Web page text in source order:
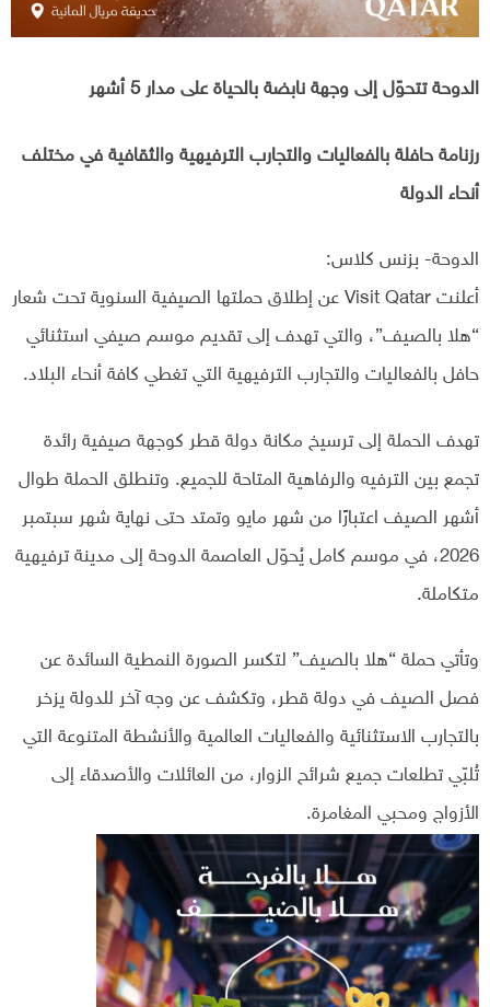
الدوحة تتحوّل إلى وجهة نابضة بالحياة على مدار 5 أشهر
رزنامة حافلة بالفعاليات والتجارب الترفيهية والثقافية في مختلف
أنحاء الدولة
الدوحة- بزنس كلاس:
أعلنت Visit Qatar عن إطلاق حملتها الصيفية السنوية تحت شعار
“هلا بالصيف”، والتي تهدف إلى تقديم موسم صيفي استثنائي
حافل بالفعاليات والتجارب الترفيهية التي تغطي كافة أنحاء البلاد.
تهدف الحملة إلى ترسيخ مكانة دولة قطر كوجهة صيفية رائدة
تجمع بين الترفيه والرفاهية المتاحة للجميع. وتنطلق الحملة طوال
أشهر الصيف اعتبارًا من شهر مايو وتمتد حتى نهاية شهر سبتمبر
2026، في موسم كامل يُحوّل العاصمة الدوحة إلى مدينة ترفيهية
متكاملة.
وتأتي حملة “هلا بالصيف” لتكسر الصورة النمطية السائدة عن
فصل الصيف في دولة قطر، وتكشف عن وجه آخر للدولة يزخر
بالتجارب الاستثنائية والفعاليات العالمية والأنشطة المتنوعة التي
تُلبّي تطلعات جميع شرائح الزوار، من العائلات والأصدقاء إلى
الأزواج ومحبي المغامرة.